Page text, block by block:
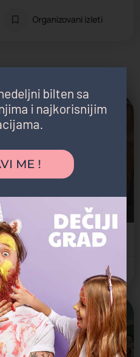
Organizovani izleti
Beograd, Srbija
bilten sa
i najkorisnijim
ME !